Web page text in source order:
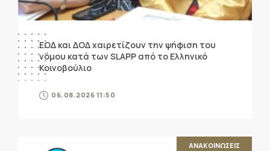
ΕΟΔ και ΔΟΔ χαιρετίζουν την ψήφιση του
νόμου κατά των SLAPP από το Ελληνικό
Κοινοβούλιο
06.08.2026 11:50
ΑΝΑΚΟΙΝΩΣΕΙΣ